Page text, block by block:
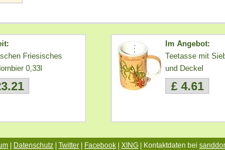
Friesisches
0,33l
Im Angebot:
Teetasse mit
und Deckel
£ 4.61
Datenschutz Twitter Facebook XING | Kontaktdaten bei